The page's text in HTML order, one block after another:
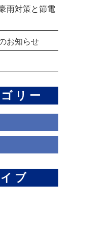
雨対策と節電
お知らせ
リー
ブ